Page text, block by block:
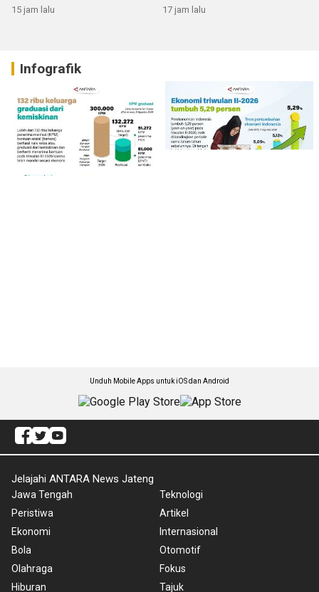
15 jam lalu 17 jam lalu
Infografik
Unduh Mobile Apps untuk iOS dan Android
Jelajahi ANTARA News Jateng
Jawa Tengah
Peristiwa
Ekonomi
Bola
Olahraga
Hiburan
Teknologi
Artikel
Internasional
Otomotif
Fokus
Tajuk